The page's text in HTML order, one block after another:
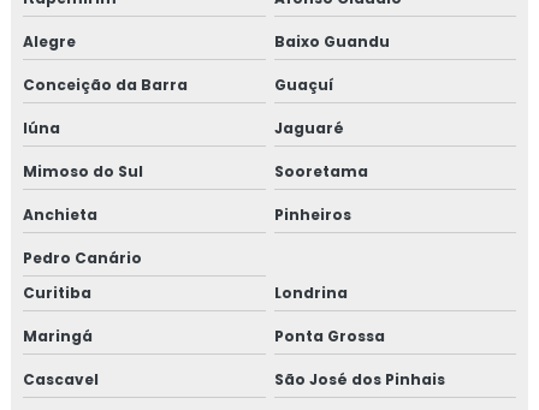
Alegre Baixo Guandu
Conceição da Barra Guaçuí
Iúna Jaguaré
Mimoso do Sul Sooretama
Anchieta Pinheiros
Pedro Canário
Curitiba
Londrina
Maringá Ponta Grossa
Cascavel São José dos Pinhais